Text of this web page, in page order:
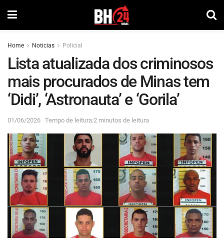
Home Noticias Policial
Lista atualizada dos criminosos
mais procurados de Minas tem
‘Didi’, ‘Astronauta’ e ‘Gorila’
01/06/2026 Tempo de leitura:2 minutos de leitura